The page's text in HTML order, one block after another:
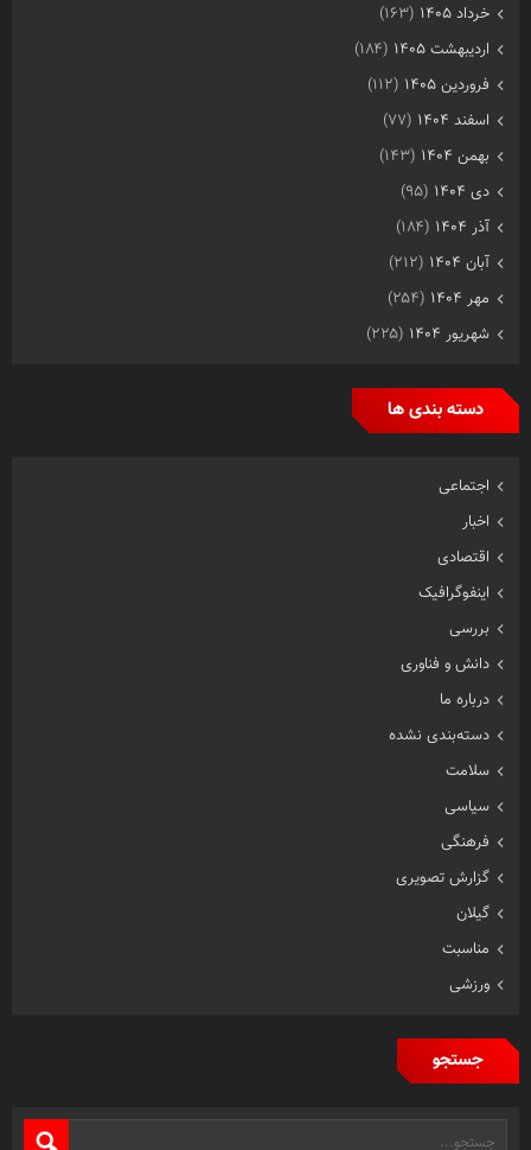
خرداد ۱۴۰۵
(۱۶۳)
اردیبهشت ۱۴۰۵
(۱۸۴)
فروردین ۱۴۰۵
(۱۱۲)
اسفند ۱۴۰۴
(۷۷)
بهمن ۱۴۰۴
(۱۴۳)
دی ۱۴۰۴
(۹۵)
آذر ۱۴۰۴
(۱۸۴)
آبان ۱۴۰۴
(۲۱۲)
مهر ۱۴۰۴
(۲۵۴)
شهریور ۱۴۰۴
(۲۲۵)
دسته بندی ها
اجتماعی
اخبار
اقتصادی
اینفوگرافیک
بررسی
دانش و فناوری
درباره ما
دسته‌بندی نشده
سلامت
سیاسی
فرهنگی
گزارش تصویری
گیلان
مناسبت
ورزشی
جستجو